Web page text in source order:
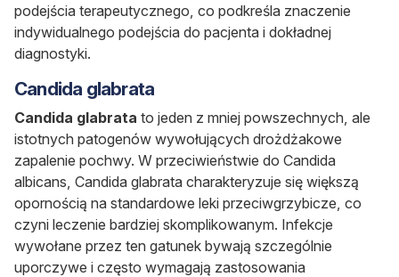
podejścia terapeutycznego, co podkreśla znaczenie
indywidualnego podejścia do pacjenta i dokładnej
diagnostyki.
Candida glabrata
Candida glabrata to jeden z mniej powszechnych, ale
istotnych patogenów wywołujących drożdżakowe
zapalenie pochwy. W przeciwieństwie do Candida
albicans Candida glabrata charakteryzuje się większą
opornością na standardowe leki przeciwgrzybicze, co
czyni leczenie bardziej skomplikowanym. Infekcje
wywołane przez ten gatunek bywają szczególnie
uporczywe i często wymagają zastosowania